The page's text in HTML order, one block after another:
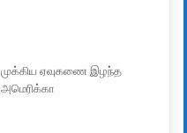
முக்கிய ஏவுகணை இழந்த
அமெரிக்கா